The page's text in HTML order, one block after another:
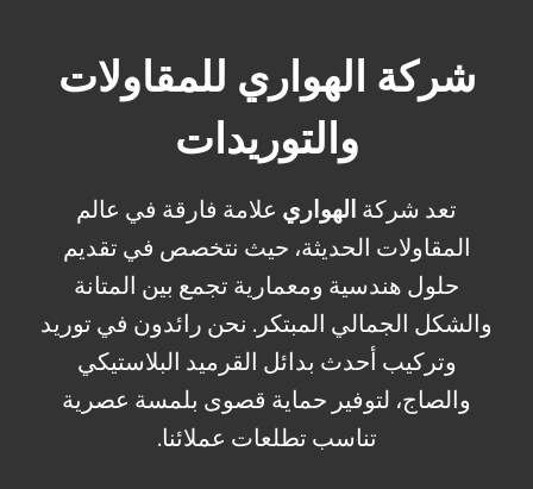
شركة الهواري للمقاولات
والتوريدات
تعد شركةالهواريعلامة فارقة في عالم
المقاولات الحديثة، حيث نتخصص في تقديم
حلول هندسية ومعمارية تجمع بين المتانة
والشكل الجمالي المبتكر. نحن رائدون في توريد
وتركيب أحدث بدائل القرميد البلاستيكي
والصاج، لتوفير حماية قصوى بلمسة عصرية
تناسب تطلعات عملائنا.